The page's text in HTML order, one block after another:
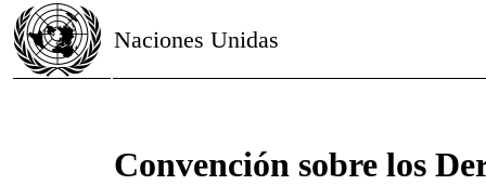
Naciones Unidas
Convención sobre los